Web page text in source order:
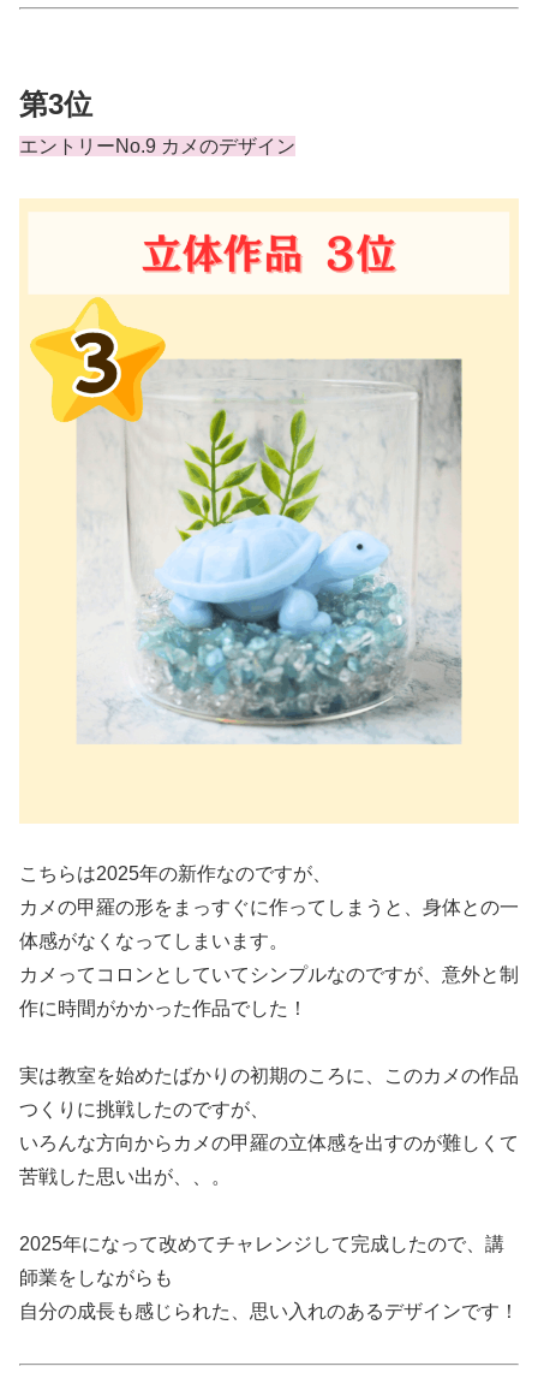
第3位
エントリーNo.9 カメのデザイン
こちらは2025年の新作なのですが、
カメの甲羅の形をまっすぐに作ってしまうと、身体との一
体感がなくなってしまいます。
カメってコロンとしていてシンプルなのですが、意外と制
作に時間がかかった作品でした！
実は教室を始めたばかりの初期のころに、このカメの作品
つくりに挑戦したのですが、
いろんな方向からカメの甲羅の立体感を出すのが難しくて
苦戦した思い出が、、。
2025年になって改めてチャレンジして完成したので、講
師業をしながらも
自分の成長も感じられた、 思い入れのあるデザインです！